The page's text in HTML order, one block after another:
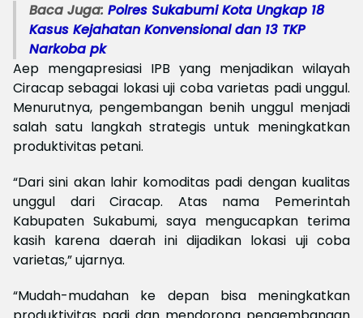
Baca Juga: Polres Sukabumi Kota Ungkap 18
Kasus Kejahatan Konvensional dan 13 TKP
Narkoba pk
Aep mengapresiasi IPB yang menjadikan wilayah
Ciracap sebagai lokasi uji coba varietas padi unggul.
Menurutnya, pengembangan benih unggul menjadi
salah satu langkah strategis untuk meningkatkan
produktivitas petani.
“Dari sini akan lahir komoditas padi dengan kualitas
unggul dari Ciracap. Atas nama Pemerintah
Kabupaten Sukabumi, saya mengucapkan terima
kasih karena daerah ini dijadikan lokasi uji coba
varietas,” ujarnya.
“Mudah-mudahan ke depan bisa meningkatkan